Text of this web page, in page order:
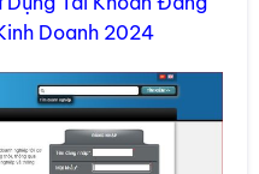
Doanh 2024